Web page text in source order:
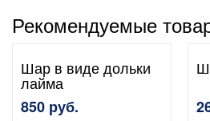
Рекомендуемые
Шар в виде дольки
лайма
850 руб.